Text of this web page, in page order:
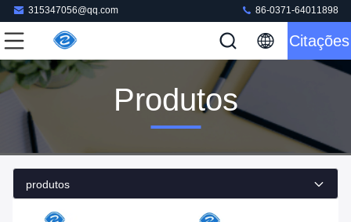
315347056@qq.com 86-0371-64011898
Citações
Produtos
produtos